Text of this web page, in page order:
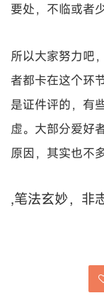
要处，不临或者
所以大家努力吧
者都卡在这个环
是证件评的，有
虚。大部分爱好
原因，其实也不
,笔法玄妙，非